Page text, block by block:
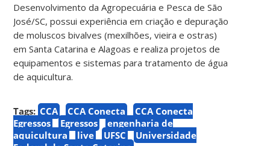
Desenvolvimento da Agropecuária e Pesca de São
José/SC, possui experiência em criação e depuração
de moluscos bivalves (mexilhões, vieira e ostras)
em Santa Catarina e Alagoas e realiza projetos de
equipamentos e sistemas para tratamento de água
de aquicultura.
Tags: CCA CCA Conecta
CCA Conecta
Egressos
Egressos
engenharia de
aquicultura
live UFSC
Universidade